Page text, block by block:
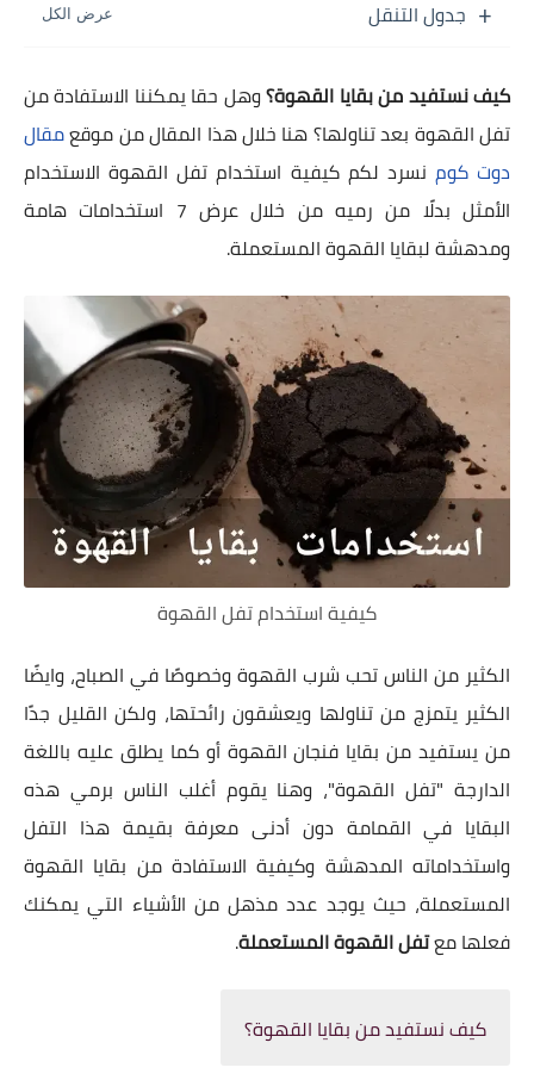
جدول التنقل
كيف نستفيد من بقايا القهوة؟وهل حقا يمكننا الاستفادة من
تفل القهوة بعد تناولها؟ هنا خلال هذا المقال من موقعمقال
دوت كوم نسرد لكم كيفية استخدام تفل القهوة الاستخدام
الأمثل بدلًا من رميه من خلال عرض 7 استخدامات هامة
ومدهشة لبقايا القهوة المستعملة.
كيفية استخدام تفل القهوة
الكثير من الناس تحب شرب القهوة وخصوصًا في الصباح، وايضًا
الكثير يتمزج من تناولها ويعشقون رائحتها، ولكن القليل جدًا
من يستفيد من بقايا فنجان القهوة أو كما يطلق عليه باللغة
الدارجة "تفل القهوة"، وهنا يقوم أغلب الناس برمي هذه
البقايا في القمامة دون أدنى معرفة بقيمة هذا التفل
واستخداماته المدهشة وكيفية الاستفادة من بقايا القهوة
المستعملة، حيث يوجد عدد مذهل من الأشياء التي يمكنك
فعلها معتفل القهوة المستعملة.
كيف نستفيد من بقايا القهوة؟